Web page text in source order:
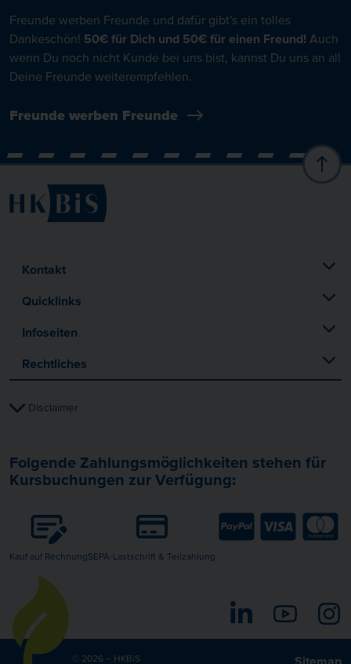
Freunde werben Freunde und dafür gibt’s ein tolles
Dankeschön! 50€ für Dich und 50€ für einen Freund! Auch
wenn Du noch nicht Kunde bei uns bist, kannst Du uns an all
Deine Freunde weiterempfehlen.
Freunde werben Freunde
Kontakt
Quicklinks
Infoseiten
Rechtliches
Disclaimer
Folgende Zahlungsmöglichkeiten stehen für
Kursbuchungen zur Verfügung:
Kauf auf RechnungSEPA-Lastschrift & Teilzahlung
YouTube
LinkedIn
© 2026 – HKBiS Sitemap